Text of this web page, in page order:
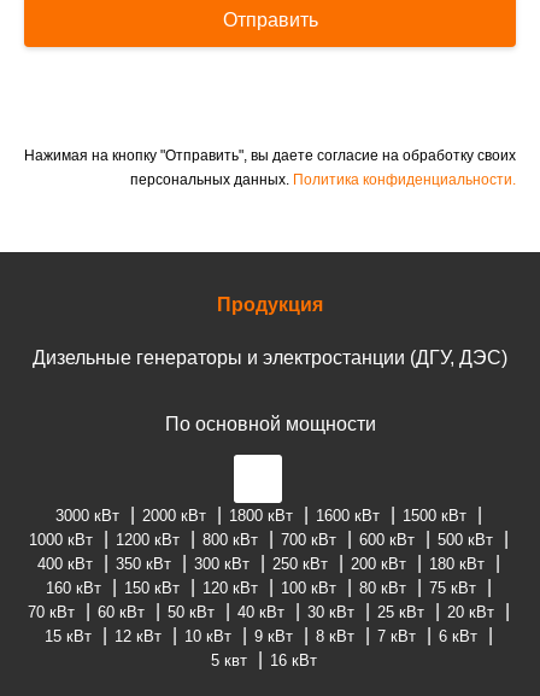
Отправить
Нажимая на кнопку "Отправить", вы даете согласие на обработку своих
персональных данных. Политика конфиденциальности.
Продукция
Дизельные генераторы и электростанции (ДГУ, ДЭС)
По основной мощности
3000 кВт 2000 кВт 1800 кВт 1600 кВт
1500 кВт
1000 кВт
1200 кВт 800 кВт 700 кВт 600 кВт
500 кВт
400 кВт
350 кВт 300 кВт 250 кВт 200 кВт
180 кВт
160 кВт
150 кВт 120 кВт 100 кВт 80 кВт
75 кВт
70 кВт
60 кВт 50 кВт 40 кВт 30 кВт 25 кВт
20 кВт
15 кВт
12 кВт 10 кВт 9 кВт 8 кВт 7 кВт
6 кВт
5 квт
16 кВт